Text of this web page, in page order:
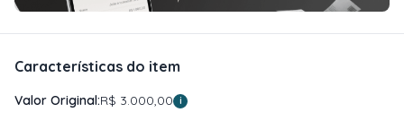
Características do item
Valor Original:R$ 3.000,00 i